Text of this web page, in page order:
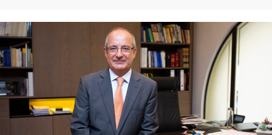
o
r
i